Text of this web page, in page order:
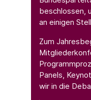
beschlossen,
an einigen
Zum
Panels,
wir in die